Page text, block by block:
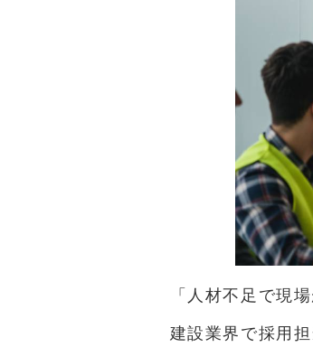
「人材不足で現
建設業界で採用